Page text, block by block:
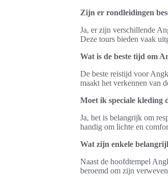
Zijn er rondleidingen
Ja, er zijn verschillende
Deze tours bieden vaak
Wat is de beste tijd om
De beste reistijd voor
maakt het verkennen van
Moet ik speciale kleding
Ja, het is belangrijk om
handig om lichte en
Wat zijn enkele
Naast de hoofdtempel
beroemd om zijn